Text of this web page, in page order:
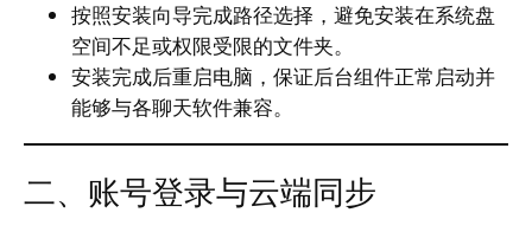
按照安装向导完成路径选择，避免安装在系统盘
空间不足或权限受限的文件夹。
安装完成后重启电脑，保证后台组件正常启动并
能够与各聊天软件兼容。
二、账号登录与云端同步